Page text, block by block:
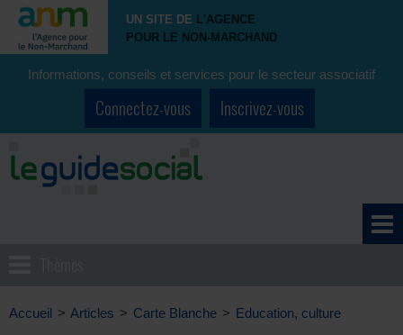
UN SITE DE L'AGENCE
POUR LE NON-MARCHAND
Informations, conseils et services pour le secteur associatif
Connectez-vous Inscrivez-vous
Accueil > Articles > Carte Blanche > Education, culture